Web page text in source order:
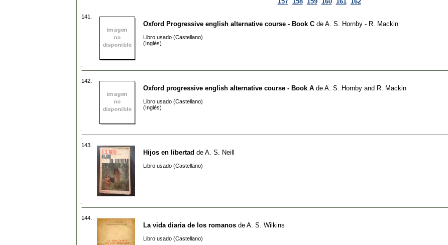
141.
Oxford Progressive english alternative course - Book C de A. S. Hornby - R. Mackin
Libro usado (Castellano)
(Inglés)
142.
Oxford progressive english alternative course - Book A de A. S. Hornby and R. Mackin
Libro usado (Castellano)
(Inglés)
143.
Hijos en libertad de A. S. Neill
Libro usado (Castellano)
144.
La vida diaria de los romanos de A. S. Wilkins
Libro usado (Castellano)